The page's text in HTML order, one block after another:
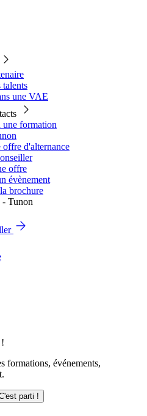
talents
une VAE
une formation
offre d'alternance
offre
évènement
brochure
formations, événements,
parti !